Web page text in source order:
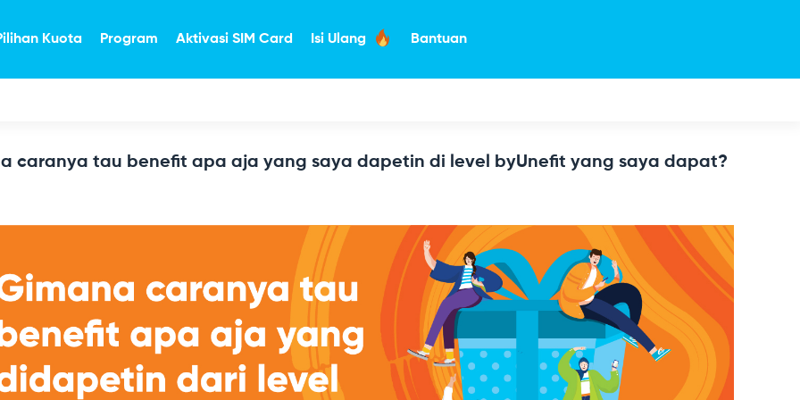
Kuota Program Aktivasi SIM Card Isi Ulang Bantuan
caranya tau benefit apa aja yang saya dapetin di level byUnefit yang saya dapat?